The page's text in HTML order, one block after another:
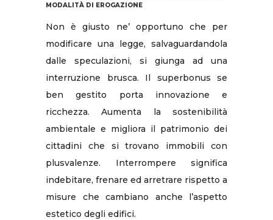
MODALITÀ DI EROGAZIONE
Non è giusto ne’ opportuno che per
modificare una legge, salvaguardandola
dalle speculazioni, si giunga ad una
interruzione brusca. Il superbonus se
ben gestito porta innovazione e
ricchezza. Aumenta la sostenibilità
ambientale e migliora il patrimonio dei
cittadini che si trovano immobili con
plusvalenze. Interrompere significa
indebitare, frenare ed arretrare rispetto a
misure che cambiano anche l’aspetto
estetico degli edifici.